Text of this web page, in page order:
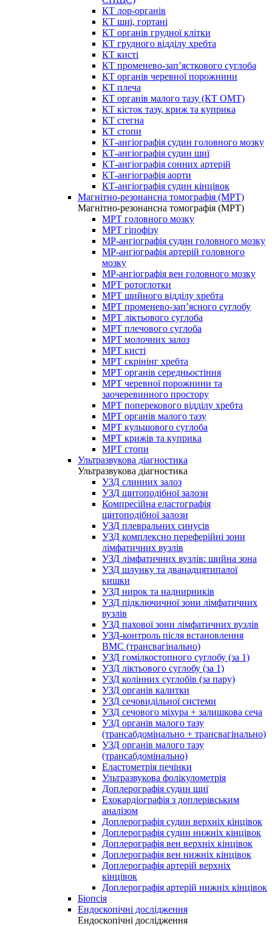
КТ лор-органів
КТ шиї, гортані
КТ органів грудної клітки
КТ грудного відділу хребта
КТ кисті
КТ променево-зап’ясткового суглоба
КТ органів черевної порожнини
КТ плеча
КТ органів малого тазу (КТ ОМТ)
КТ кісток тазу, криж та куприка
КТ стегна
КТ стопи
КТ-ангіографія судин головного мозку
КТ-ангіографія судин шиї
КТ-ангіографія сонних артерій
КТ-ангіографія аорти
КТ-ангіографія судин кінцівок
Магнітно-резонансна томографія (МРТ)
Магнітно-резонансна томографія (МРТ)
МРТ головного мозку
МРТ гіпофізу
МР-ангіографія судин головного мозку
МР-ангіографія артерій головного
мозку
МР-ангіографія вен головного мозку
МРТ ротоглотки
МРТ шийного відділу хребта
МРТ променево-зап’ясного суглобу
МРТ ліктьового суглоба
МРТ плечового суглоба
МРТ молочних залоз
МРТ кисті
МРТ скрінінг хребта
МРТ органів середньостіння
МРТ черевної порожнини та
заочеревинного простору
МРТ поперекового відділу хребта
МРТ органів малого тазу
МРТ кульшового суглоба
МРТ крижів та куприка
МРТ стопи
Ультразвукова діагностика
Ультразвукова діагностика
УЗД слинних залоз
УЗД щитоподібної залози
Компресійна еластографія
щитоподібної залози
УЗД плевральних синусів
УЗД комплексно переферійні зони
лімфатичних вузлів
УЗД лімфатичних вузлів: шийна зона
УЗД шлунку та дванадцятипалої
кишки
УЗД нирок та наднирників
УЗД підключичної зони лімфатичних
вузлів
УЗД пахової зони лімфатичних вузлів
УЗД-контроль після встановлення
ВМС (трансвагінально)
УЗД гомілкостопного суглобу (за 1)
УЗД ліктьового суглобу (за 1)
УЗД колінних суглобів (за пару)
УЗД органів калитки
УЗД сечовидільної системи
УЗД сечового міхура + залишкова сеча
УЗД органів малого тазу
(трансабдомінально + трансвагінально)
УЗД органів малого тазу
(трансабдомінально)
Еластометрія печінки
Ультразвукова фолікулометрія
Доплерографія судин шиї
Ехокардіографія з доплерівським
аналізом
Доплерографія судин верхніх кінцівок
Доплерографія судин нижніх кінцівок
Доплерографія вен верхніх кінцівок
Доплерографія вен нижніх кінцівок
Доплерографія артерій верхніх
кінцівок
Доплерографія артерій нижніх кінцівок
Біопсія
Ендоскопічні дослідження
Ендоскопічні дослідження